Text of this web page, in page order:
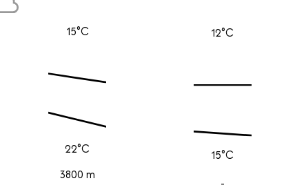
15°C
22°C
3800 m
12°C
15°C
-